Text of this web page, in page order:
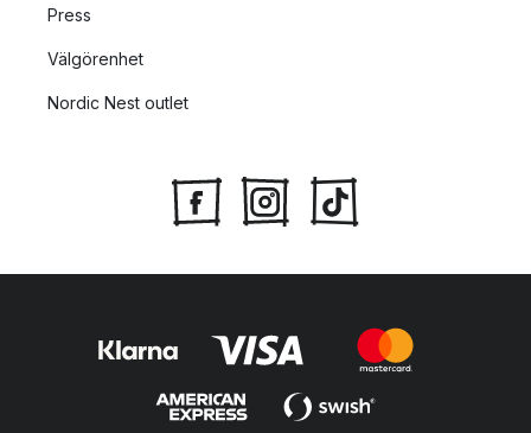
Press
Välgörenhet
Nordic Nest outlet